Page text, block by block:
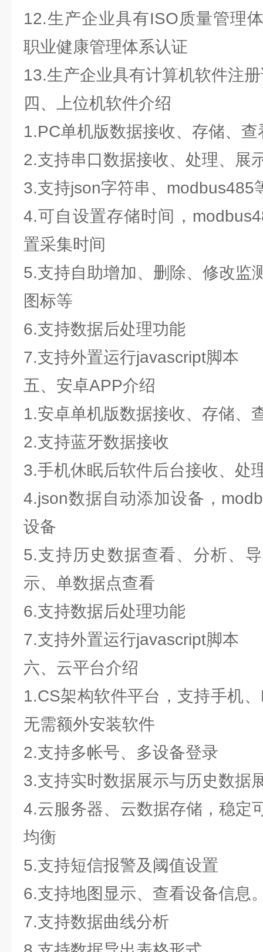
12.生产企业具有ISO质量管理
职业健康管理体系认证
13.生产企业具有计算机软件注
四、上位机软件介绍
1.PC单机版数据接收、存储、
2.支持串口数据接收、处理、展
3.支持json字符串、modbus485
4.可自设置存储时间，
置采集时间
5.支持自助增加、删除、修改监
图标等
6.支持数据后处理功能
7.支持外置运行javascript脚本
五、安卓APP介绍
1.安卓单机版数据接收、存储、
2.支持蓝牙数据接收
3.手机休眠后软件后台接收、处
4.json数据自动添加设备，
设备
5.支持历史数据查看、分析、
示、单数据点查看
6.支持数据后处理功能
7.支持外置运行javascript脚本
六、云平台介绍
1.CS架构软件平台，支持手机
无需额外安装软件
2.支持多帐号、多设备登录
3.支持实时数据展示与历史数据
4.云服务器、云数据存储，稳定
均衡
5.支持短信报警及阈值设置
6.支持地图显示、查看设备信息
7.支持数据曲线分析